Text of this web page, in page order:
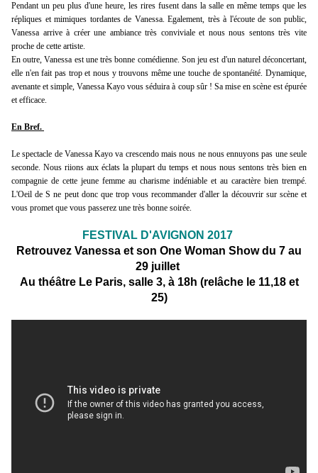
Pendant un peu plus d'une heure, les rires fusent dans la salle en même temps que les
répliques et mimiques tordantes de Vanessa. Egalement, très à l'écoute de son public,
Vanessa arrive à créer une ambiance très conviviale et nous nous sentons très vite
proche de cette artiste.
En outre, Vanessa est une très bonne comédienne. Son jeu est d'un naturel déconcertant,
elle n'en fait pas trop et nous y trouvons même une touche de spontanéité. Dynamique,
avenante et simple, Vanessa Kayo vous séduira à coup sûr ! Sa mise en scène est épurée
et efficace.
En Bref.
Le spectacle de Vanessa Kayo va crescendo mais nous ne nous ennuyons pas une seule
seconde. Nous riions aux éclats la plupart du temps et nous nous sentons très bien en
compagnie de cette jeune femme au charisme indéniable et au caractère bien trempé.
L'Oeil de S ne peut donc que trop vous recommander d'aller la découvrir sur scène et
vous promet que vous passerez une très bonne soirée.
FESTIVAL D'AVIGNON 2017
Retrouvez Vanessa et son One Woman Show du 7 au
29 juillet
Au théâtre Le Paris, salle 3, à 18h (relâche le 11,18 et
25)